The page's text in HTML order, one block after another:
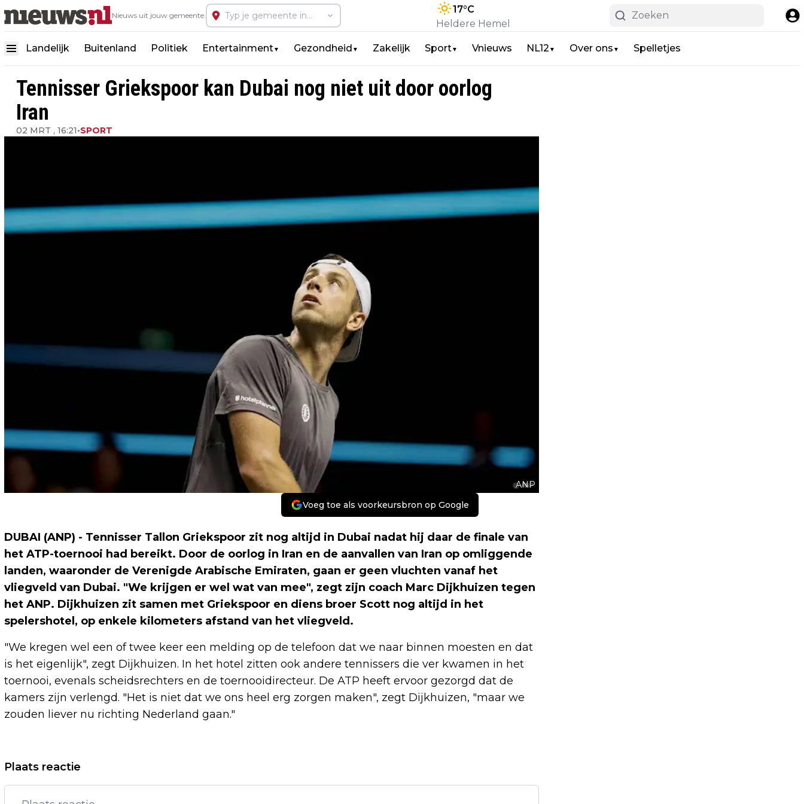
Nieuws uit jouw gemeente:
17°C
Heldere Hemel
Landelijk Buitenland Politiek Entertainment▼ Gezondheid ▼ Zakelijk Sport▼ Vnieuws NL12 ▼ Over ons ▼ Spelletjes
Tennisser Griekspoor kan Dubai nog niet uit door oorlog
Iran
02 MRT , 16:21•SPORT
ANP
Voeg toe als voorkeursbron op Google
DUBAI (ANP) - Tennisser Tallon Griekspoor zit nog altijd in Dubai nadat hij daar de finale van
het ATP-toernooi had bereikt. Door de oorlog in Iran en de aanvallen van Iran op omliggende
landen, waaronder de Verenigde Arabische Emiraten, gaan er geen vluchten vanaf het
vliegveld van Dubai. "We krijgen er wel wat van mee", zegt zijn coach Marc Dijkhuizen tegen
het ANP. Dijkhuizen zit samen met Griekspoor en diens broer Scott nog altijd in het
spelershotel, op enkele kilometers afstand van het vliegveld.
"We kregen wel een of twee keer een melding op de telefoon dat we naar binnen moesten en dat
is het eigenlijk", zegt Dijkhuizen. In het hotel zitten ook andere tennissers die ver kwamen in het
toernooi, evenals scheidsrechters en de toernooidirecteur. De ATP heeft ervoor gezorgd dat de
kamers zijn verlengd. "Het is niet dat we ons heel erg zorgen maken", zegt Dijkhuizen, "maar we
zouden liever nu richting Nederland gaan."
Vorig artikel
ANOUK, SON MIEUX EN DI-RECT OP
ENERGIE-NEDERLAND:
Plaats reactie